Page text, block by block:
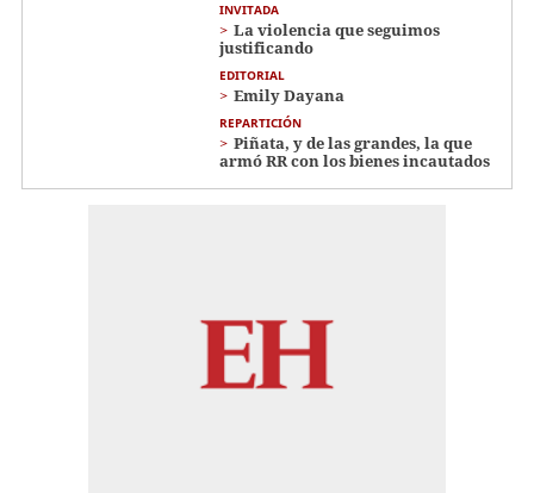
INVITADA
La violencia que seguimos
justificando
EDITORIAL
Emily Dayana
REPARTICIÓN
Piñata, y de las grandes, la que
armó RR con los bienes incautados